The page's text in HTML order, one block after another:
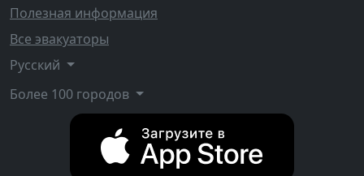
Полезная информация
Все эвакуаторы
Русский
Более 100 городов